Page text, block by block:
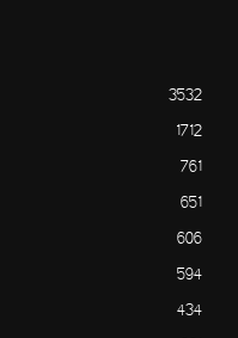
3532
1712
761
651
606
594
434